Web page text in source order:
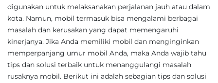
digunakan untuk melaksanakan perjalanan jauh atau dalam
kota. Namun, mobil termasuk bisa mengalami berbagai
masalah dan kerusakan yang dapat memengaruhi
kinerjanya. Jika Anda memiliki mobil dan menginginkan
memperpanjang umur mobil Anda, maka Anda wajib tahu
tips dan solusi terbaik untuk menanggulangi masalah
rusaknya mobil. Berikut ini adalah sebagian tips dan solusi